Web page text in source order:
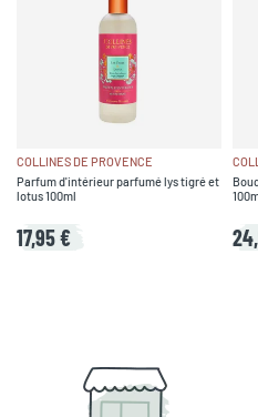
COLLINES DE PROVENCE
Parfum d'intérieur parfumé lys tigré et
lotus 100ml
17,95 €